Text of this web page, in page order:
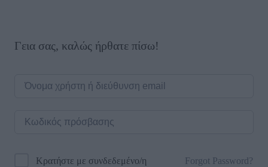
Γεια σας, καλώς ήρθατε πίσω!
Κρατήστε με συνδεδεμένο/η Forgot Password?